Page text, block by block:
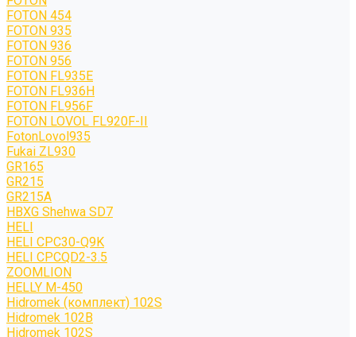
FOTON 454
FOTON 935
FOTON 936
FOTON 956
FOTON FL935E
FOTON FL936H
FOTON FL956F
FOTON LOVOL FL920F-II
FotonLovol935
Fukai ZL930
GR165
GR215
GR215A
HBXG Shehwa SD7
HELI
HELI CPC30-Q9K
HELI CPCQD2-3.5
ZOOMLION
HELLY M-450
Hidromek (комплект) 102S
Hidromek 102B
Hidromek 102S